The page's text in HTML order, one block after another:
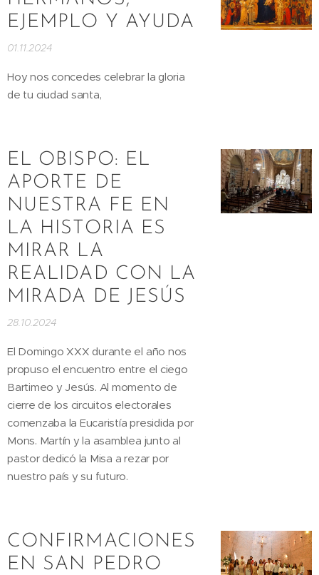
EJEMPLO Y AYUDA
01.11.2024
Hoy nos concedes celebrar la gloria
de tu ciudad santa,
EL OBISPO: EL
APORTE DE
NUESTRA FE EN
LA HISTORIA ES
MIRAR LA
REALIDAD CON LA
MIRADA DE JESÚS
28.10.2024
El Domingo XXX durante el año nos
propuso el encuentro entre el ciego
Bartimeo y Jesús. Al momento de
cierre de los circuitos electorales
comenzaba la Eucaristía presidida por
Mons. Martín y la asamblea junto al
pastor dedicó la Misa a rezar por
nuestro país y su futuro.
CONFIRMACIONES
EN SAN PEDRO